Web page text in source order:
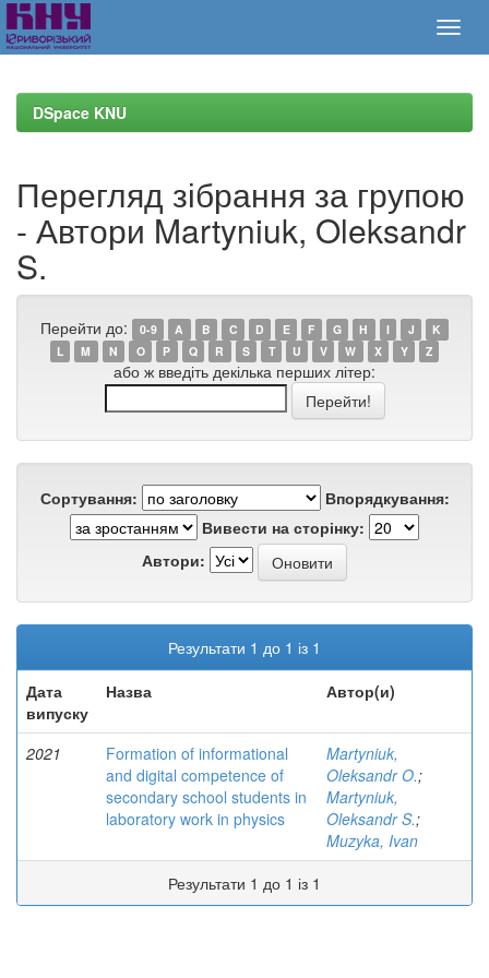
navigationDSpace KNU
Перегляд зібрання за групою
- Автори Martyniuk, Oleksandr
S.
Перейти до: 0-9 A B C D E F G H I J
K
L
M N O P Q R S T U V W X Y Z
або ж введіть декілька перших літер:
Сортування:
Впорядкування:
Вивести на сторінку:
Автори:
Результати 1 до 1 із 1
Дата
випуску
Назва Автор(и)
2021
Formation of informational
and digital competence of
secondary school students in
laboratory work in physics
Martyniuk,
Oleksandr O.;
Martyniuk,
Oleksandr S.;
Muzyka, Ivan
Результати 1 до 1 із 1